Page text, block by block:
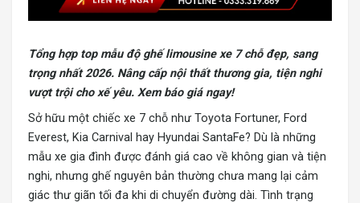
Tổng hợp top mẫu độ ghế limousine xe 7chỗ đẹp, sang
trọng nhất 2026. Nâng cấp nội thất thương gia, tiện nghi
vượt trội cho xế yêu. Xem báo giá ngay!
Sở hữu một chiếc xe 7 chỗ như Toyota Fortuner, Ford
Everest, Kia Carnival hay Hyundai SantaFe? Dù là những
mẫu xe gia đình được đánh giá cao về không gian và tiện
nghi, nhưng ghế nguyên bản thường chưa mang lại cảm
giác thư giãn tối đa khi di chuyển đường dài. Tình trạng